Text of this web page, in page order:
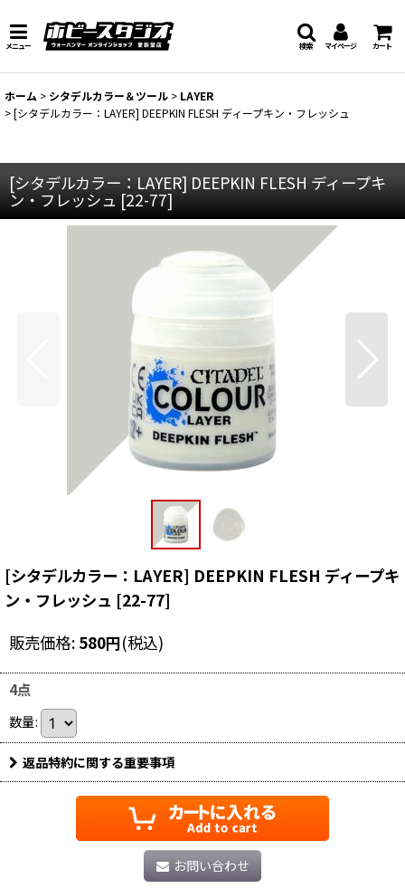
メニュー マイページ カート
検索
ホーム > シタデルカラー＆ツール > LAYER
>[シタデルカラー：LAYER] DEEPKIN FLESH ディープキン・フレッシュ
[シタデルカラー：LAYER] DEEPKIN FLESH ディープキ
ン・フレッシュ [22-77]
[シタデルカラー：LAYER] DEEPKIN FLESH ディープキ
ン・フレッシュ [22-77]
販売価格: 580円(税込)
4点
数量:
返品特約に関する重要事項
お問い合わせ